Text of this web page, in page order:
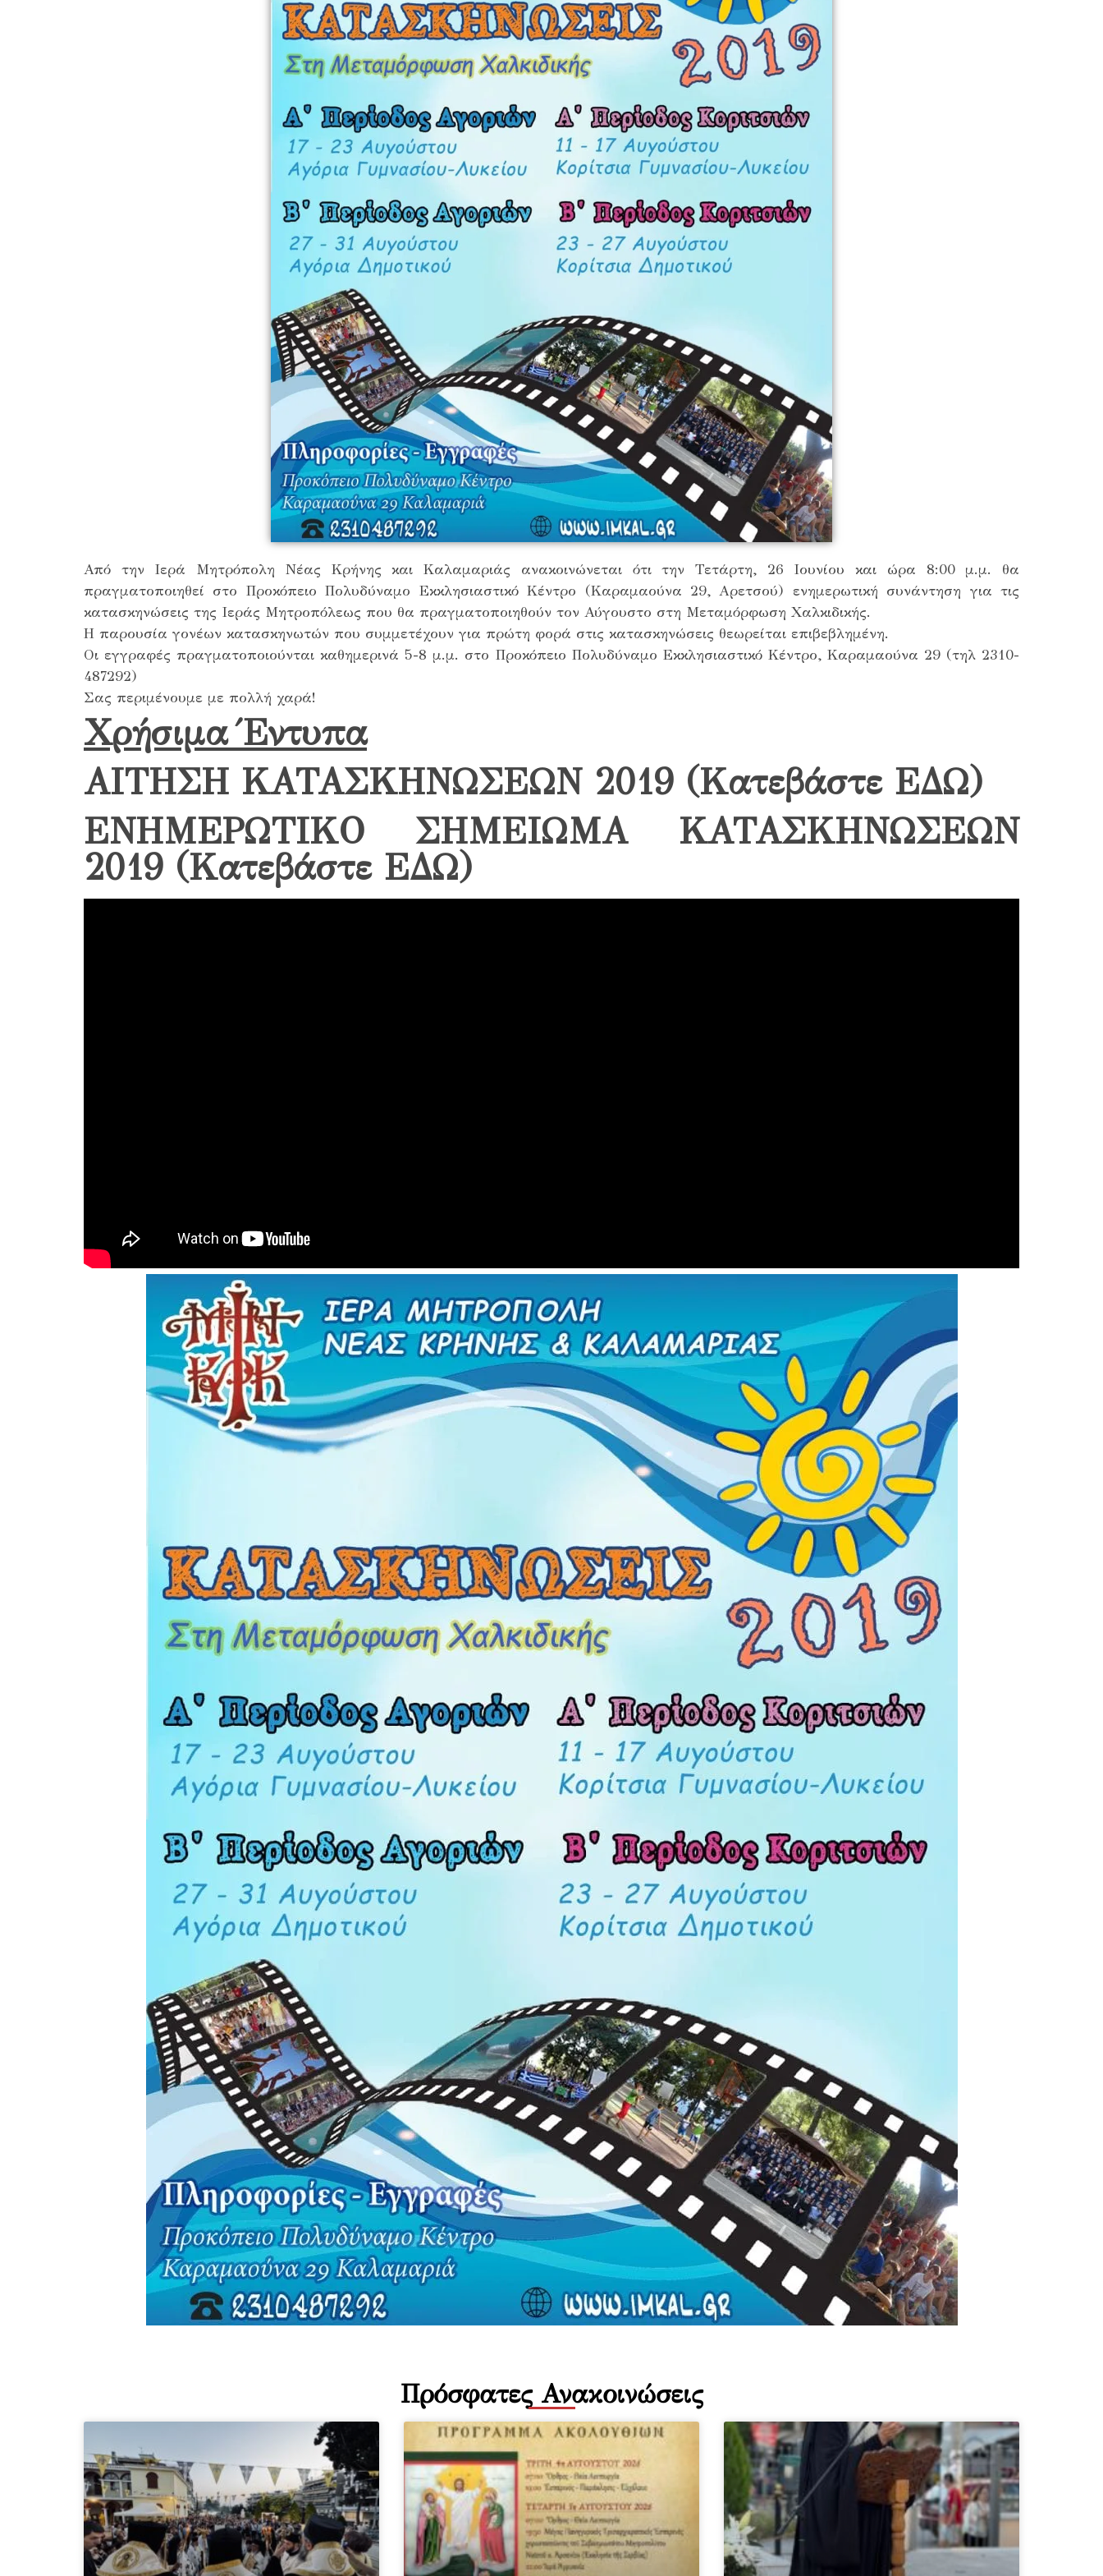
Από την Ιερά Μητρόπολη Νέας Κρήνης και Καλαμαριάς ανακοινώνεται ότι την Τετάρτη, 26 Ιουνίου και ώρα 8:00 μ.μ. θα
πραγματοποιηθεί στο Προκόπειο Πολυδύναμο Εκκλησιαστικό Κέντρο (Καραμαούνα 29, Αρετσού) ενημερωτική συνάντηση για τις
κατασκηνώσεις της Ιεράς Μητροπόλεως που θα πραγματοποιηθούν τον Αύγουστο στη Μεταμόρφωση Χαλκιδικής.
Η παρουσία γονέων κατασκηνωτών που συμμετέχουν για πρώτη φορά στις κατασκηνώσεις θεωρείται επιβεβλημένη.
Οι εγγραφές πραγματοποιούνται καθημερινά 5-8 μ.μ. στο Προκόπειο Πολυδύναμο Εκκλησιαστικό Κέντρο, Καραμαούνα 29 (τηλ 2310-
487292)
Σας περιμένουμε με πολλή χαρά!
Xρήσιμα Έντυπα
ΑΙΤΗΣΗ ΚΑΤΑΣΚΗΝΩΣΕΩΝ 2019 (Κατεβάστε ΕΔΩ)
ΕΝΗΜΕΡΩΤΙΚΟ ΣΗΜΕΙΩΜΑ ΚΑΤΑΣΚΗΝΩΣΕΩΝ
2019 (Κατεβάστε ΕΔΩ)
Πρόσφατες Ανακοινώσεις